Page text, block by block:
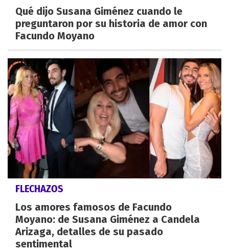
Qué dijo Susana Giménez cuando le
preguntaron por su historia de amor con
Facundo Moyano
FLECHAZOS
Los amores famosos de Facundo
Moyano: de Susana Giménez a Candela
Arizaga, detalles de su pasado
sentimental